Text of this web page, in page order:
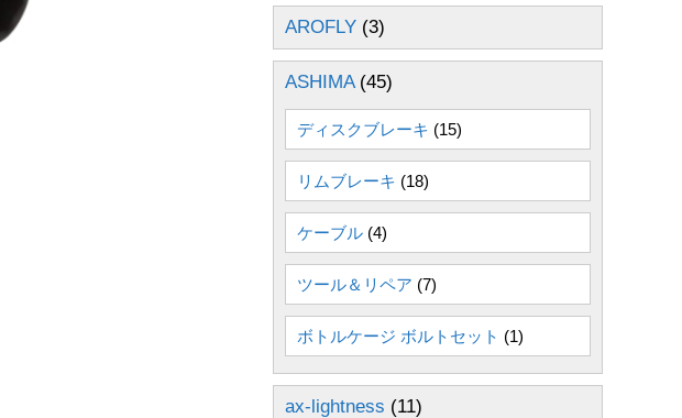
AROFLY (3)
ASHIMA(45)
ディスクブレーキ (15)
リムブレーキ (18)
ケーブル (4)
ツール＆リペア (7)
ボトルケージ ボルトセット (1)
ax-lightness (11)